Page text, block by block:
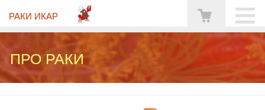
РАКИ ИКАР
ПРО РАКИ